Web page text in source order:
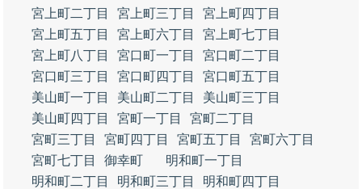
宮上町二丁目
宮上町三丁目
宮上町四丁目
宮上町五丁目
宮上町六丁目
宮上町七丁目
宮上町八丁目
宮口町一丁目
宮口町二丁目
宮口町三丁目
宮口町四丁目
宮口町五丁目
美山町一丁目
美山町二丁目
美山町三丁目
美山町四丁目
宮町一丁目
宮町二丁目
宮町三丁目
宮町四丁目 宮町五丁目
宮町六丁目
宮町七丁目
御幸町
明和町一丁目
明和町二丁目
明和町三丁目
明和町四丁目